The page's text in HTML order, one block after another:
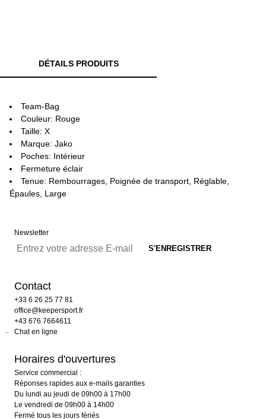
DÉTAILS PRODUITS
Team-Bag
Couleur: Rouge
Taille: X
Marque: Jako
Poches: Intérieur
Fermeture éclair
Tenue: Rembourrages, Poignée de transport, Réglable,
Épaules, Large
Newsletter
Contact
+33 6 26 25 77 81
office@keepersport.fr
+43 676 7664611
Chat en ligne
Horaires d'ouvertures
Service commercial :
Réponses rapides aux e-mails garanties
Du lundi au jeudi de 09h00 à 17h00
Le vendredi de 09h00 à 14h00
Fermé tous les jours fériés